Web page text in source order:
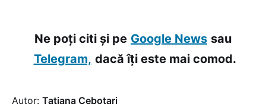
Ne poți citi și pe Google News sau
Telegram, dacă îți este mai comod.
Autor: Tatiana Cebotari